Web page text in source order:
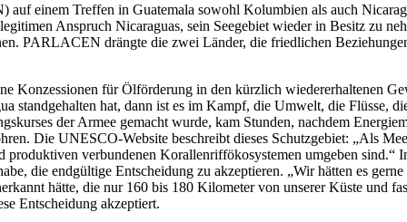
einem Treffen in Guatemala sowohl Kolumbien als auch
Anspruch Nicaraguas, sein Seegebiet wieder in Besitz zu
PARLACEN drängte die zwei Länder, die friedlichen
Konzessionen für Ölförderung in den kürzlich wiedererhaltenen
standgehalten hat, dann ist es im Kampf, die Umwelt, die Flüsse,
der Armee gemacht wurde, kam Stunden, nachdem
Die UNESCO-Website beschreibt dieses Schutzgebiet: „Als
verbundenen Korallenriffökosystemen umgeben sind.“
die endgültige Entscheidung zu akzeptieren. „Wir hätten es
hätte, die nur 160 bis 180 Kilometer von unserer Küste und
Entscheidung akzeptiert.